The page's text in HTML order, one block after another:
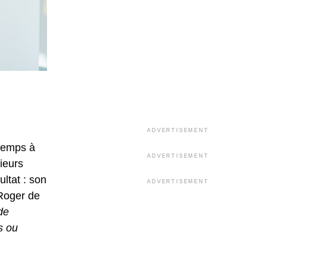
à
: son
de
ou
ADVERTISEMENT
ADVERTISEMENT
ADVERTISEMENT